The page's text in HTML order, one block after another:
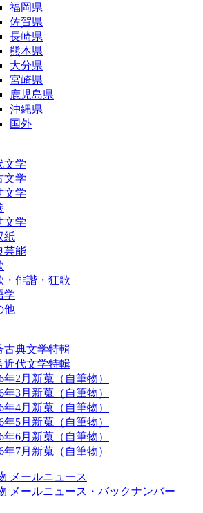
福岡県
佐賀県
長崎県
熊本県
大分県
宮崎県
鹿児島県
沖縄県
国外
文学
文学
文学
文学
紙
芸能
・俳諧・狂歌
学
他
古典文学特輯
近代文学特輯
年2月新蒐（自筆物）
年3月新蒐（自筆物）
年4月新蒐（自筆物）
年5月新蒐（自筆物）
年6月新蒐（自筆物）
年7月新蒐（自筆物）
メールニュース
メールニュース・バックナンバー